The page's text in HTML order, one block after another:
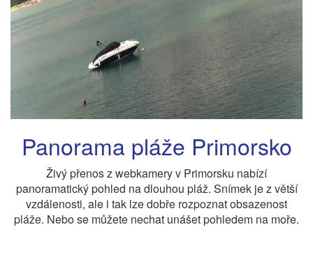
Panorama pláže Primorsko
Živý přenos z webkamery v Primorsku nabízí
panoramatický pohled na dlouhou pláž. Snímek je z větší
vzdálenosti, ale i tak lze dobře rozpoznat obsazenost
pláže. Nebo se můžete nechat unášet pohledem na moře.